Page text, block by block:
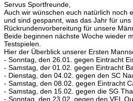
Servus Sportfreunde,
Auch wir wünschen euch natürlich noch
und sind gespannt, was das Jahr für
Rückrundenvorbereitung für unsere
Beide beginnen nächste Woche wieder
Testspielen.
Hier der Überblick unserer Ersten
- Sonntag, den 26.01. gegen Eintracht
- Samstag, der 01.02. gegen Eintracht
- Dienstag, den 04.02. gegen den SC
- Samstag, den 08.02. gegen Eintracht
- Samstag, den 15.02. gegen die SG
- Sonntag, den 23.02. gegen den VFL